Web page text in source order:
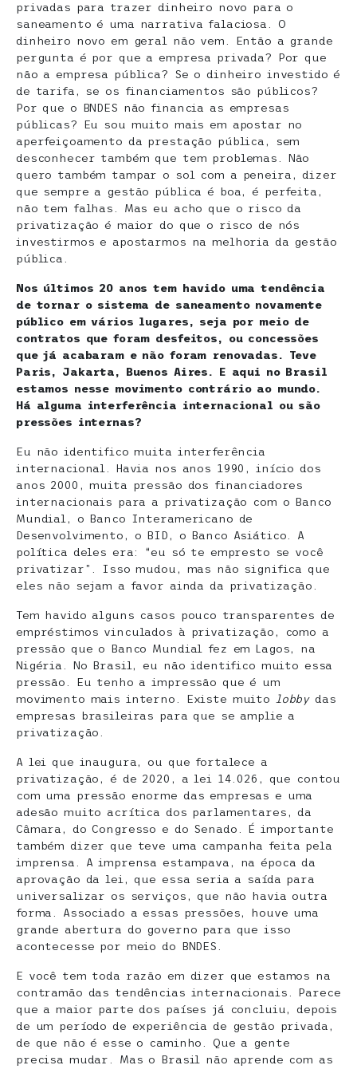
privadas para trazer dinheiro novo para o
saneamento é uma narrativa falaciosa. O
dinheiro novo em geral não vem. Então a grande
pergunta é por que a empresa privada? Por que
não a empresa pública? Se o dinheiro investido é
de tarifa, se os financiamentos são públicos?
Por que o BNDES não financia as empresas
públicas? Eu sou muito mais em apostar no
aperfeiçoamento da prestação pública, sem
desconhecer também que tem problemas. Não
quero também tampar o sol com a peneira, dizer
que sempre a gestão pública é boa, é perfeita,
não tem falhas. Mas eu acho que o risco da
privatização é maior do que o risco de nós
investirmos e apostarmos na melhoria da gestão
pública.
Nos últimos 20 anos tem havido uma tendência
de tornar o sistema de saneamento novamente
público em vários lugares, seja por meio de
contratos que foram desfeitos, ou concessões
que já acabaram e não foram renovadas. Teve
Paris, Jakarta, Buenos Aires. E aqui no Brasil
estamos nesse movimento contrário ao mundo.
Há alguma interferência internacional ou são
pressões internas?
Eu não identifico muita interferência
internacional. Havia nos anos 1990, início dos
anos 2000, muita pressão dos financiadores
internacionais para a privatização com o Banco
Mundial, o Banco Interamericano de
Desenvolvimento, o BID, o Banco Asiático. A
política deles era: “eu só te empresto se você
privatizar”. Isso mudou, mas não significa que
eles não sejam a favor ainda da privatização.
Tem havido alguns casos pouco transparentes de
empréstimos vinculados à privatização, como a
pressão que o Banco Mundial fez em Lagos, na
Nigéria. No Brasil, eu não identifico muito essa
pressão. Eu tenho a impressão que é um
movimento mais interno. Existe muito
lobbydas
empresas brasileiras para que se amplie a
privatização.
A lei que inaugura, ou que fortalece a
privatização, é de 2020, a lei 14.026, que contou
com uma pressão enorme das empresas e uma
adesão muito acrítica dos parlamentares, da
Câmara, do Congresso e do Senado. É importante
também dizer que teve uma campanha feita pela
imprensa. A imprensa estampava, na época da
aprovação da lei, que essa seria a saída para
universalizar os serviços, que não havia outra
forma. Associado a essas pressões, houve uma
grande abertura do governo para que isso
acontecesse por meio do BNDES.
E você tem toda razão em dizer que estamos na
contramão das tendências internacionais. Parece
que a maior parte dos países já concluiu, depois
de um período de experiência de gestão privada,
de que não é esse o caminho. Que a gente
precisa mudar. Mas o Brasil não aprende com as